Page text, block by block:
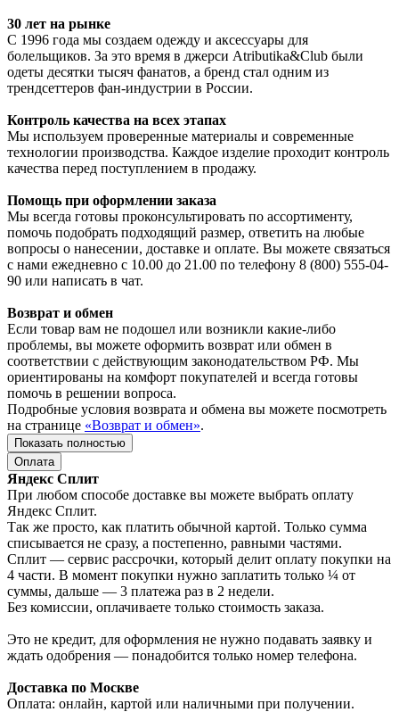
30 лет на рынке
С 1996 года мы создаем одежду и аксессуары для
болельщиков. За это время в джерси Atributika&Club были
одеты десятки тысяч фанатов, а бренд стал одним из
трендсеттеров фан-индустрии в России.
Контроль качества на всех этапах
Мы используем проверенные материалы и современные
технологии производства. Каждое изделие проходит контроль
качества перед поступлением в продажу.
Помощь при оформлении заказа
Мы всегда готовы проконсультировать по ассортименту,
помочь подобрать подходящий размер, ответить на любые
вопросы о нанесении, доставке и оплате. Вы можете связаться
с нами ежедневно с 10.00 до 21.00 по телефону 8 (800) 555-04-
90 или написать в чат.
Возврат и обмен
Если товар вам не подошел или возникли какие-либо
проблемы, вы можете оформить возврат или обмен в
соответствии с действующим законодательством РФ. Мы
ориентированы на комфорт покупателей и всегда готовы
помочь в решении вопроса.
Подробные условия возврата и обмена вы можете посмотреть
на странице «Возврат и обмен».
Показать полностью
Оплата
Яндекс Сплит
При любом способе доставке вы можете выбрать оплату
Яндекс Сплит.
Так же просто, как платить обычной картой. Только сумма
списывается не сразу, а постепенно, равными частями.
Сплит — сервис рассрочки, который делит оплату покупки на
4 части. В момент покупки нужно заплатить только ¼ от
суммы, дальше — 3 платежа раз в 2 недели.
Без комиссии, оплачиваете только стоимость заказа.
Это не кредит, для оформления не нужно подавать заявку и
ждать одобрения — понадобится только номер телефона.
Доставка по Москве
Оплата: онлайн, картой или наличными при получении.